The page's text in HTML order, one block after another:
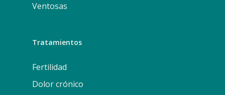
Ventosas
Tratamientos
Fertilidad
Dolor crónico